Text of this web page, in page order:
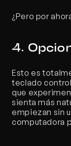
¿Pero por
4.
Esto es
teclado
que
sienta más
empiezan sin
computadora